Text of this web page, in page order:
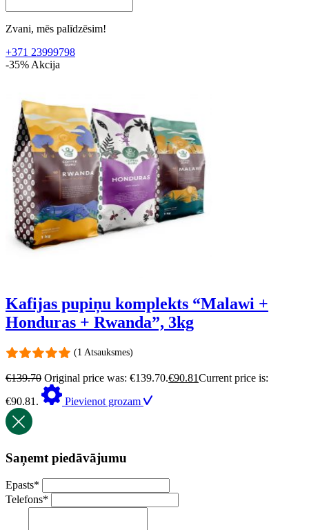
Zvani, mēs palīdzēsim!
+371 23999798
-35% Akcija
Kafijas pupiņu komplekts “Malawi +
Honduras + Rwanda”, 3kg
(1 Atsauksmes)
€139.70 Original price was: €139.70.€90.81Current price is:
€90.81.
Pievienot grozam
Saņemt piedāvājumu
Epasts*
Telefons*